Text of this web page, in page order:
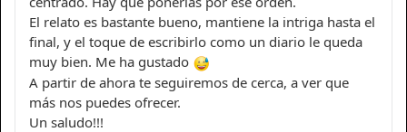
El relato es bastante bueno, mantiene la intriga hasta el
final, y el toque de escribirlo como un diario le queda
muy bien. Me ha gustado
A partir de ahora te seguiremos de cerca, a ver que
más nos puedes ofrecer.
Un saludo!!!